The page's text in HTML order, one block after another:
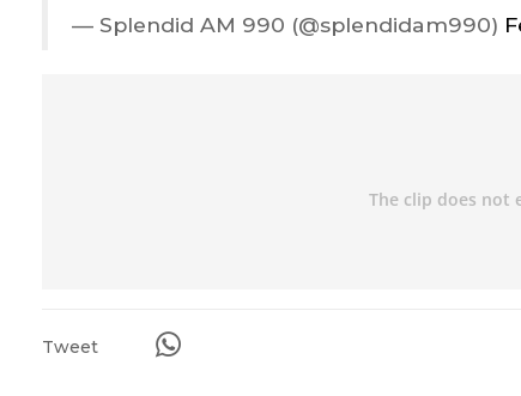
— Splendid AM 990 (@splendidam990)
Tweet